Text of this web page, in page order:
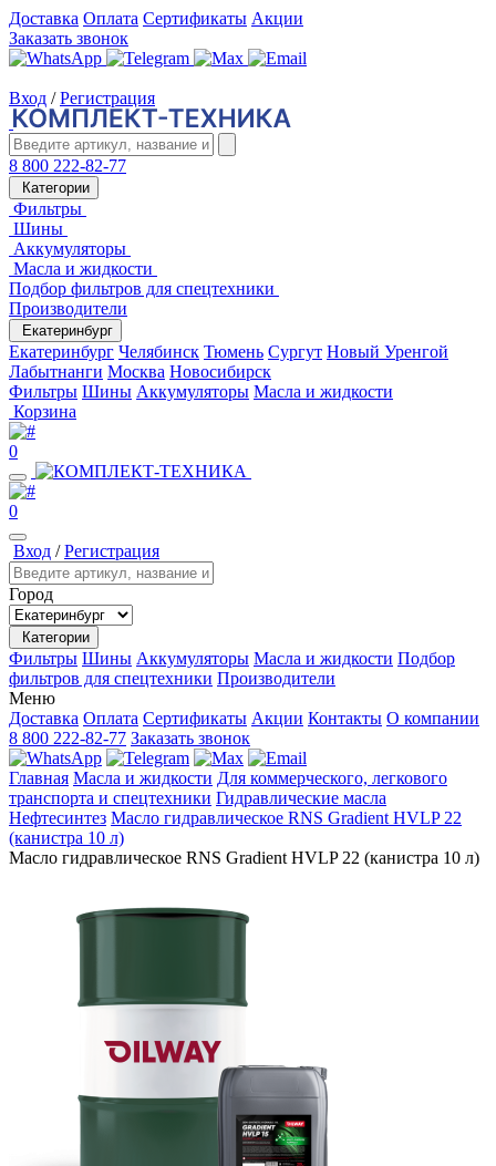
Доставка Оплата Сертификаты Акции
Заказать звонок
Вход / Регистрация
8 800 222-82-77
Категории
Фильтры
Шины
Аккумуляторы
Масла и жидкости
Подбор фильтров для спецтехники
Производители
Екатеринбург
Екатеринбург Челябинск Тюмень Сургут Новый Уренгой
Лабытнанги Москва Новосибирск
Фильтры Шины Аккумуляторы Масла и жидкости
Корзина
0
0
Вход /Регистрация
Город
Категории
Фильтры Шины Аккумуляторы Масла и жидкости Подбор
фильтров для спецтехники Производители
Меню
Доставка Оплата Сертификаты Акции Контакты О компании
8 800 222-82-77 Заказать звонок
Главная Масла и жидкости Для коммерческого, легкового
транспорта и спецтехники Гидравлические масла
Нефтесинтез Масло гидравлическое RNS Gradient HVLP 22
(канистра 10 л)
Масло гидравлическое RNS Gradient HVLP 22 (канистра 10 л)